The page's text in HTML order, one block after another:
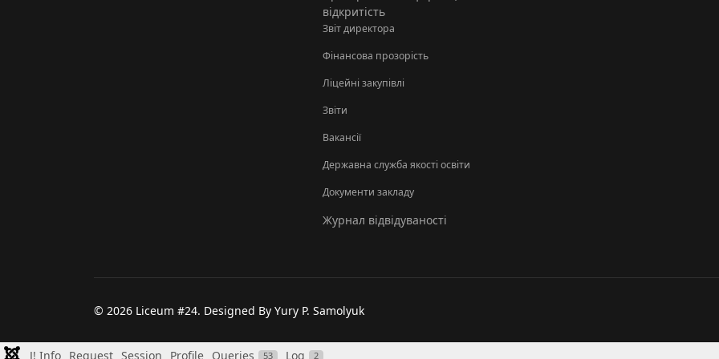
відкритість
Звіт директора
Фінансова прозорість
Ліцейні закупівлі
Звіти
Вакансії
Державна служба якості освіти
Документи закладу
Журнал відвідуваності
© 2026 Liceum #24. Designed By Yury P. Samolyuk
J! Info Request Session Profile Queries 53 Log 2